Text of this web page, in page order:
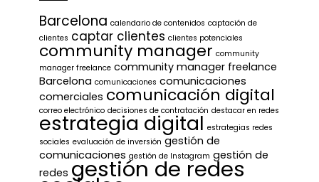
Barcelona calendario de contenidos captación de
clientes captar clientes clientes potenciales
community manager community
manager freelance community manager freelance
Barcelona comunicaciones comunicaciones
comerciales comunicación digital
correo electrónico decisiones de contratación destacar en redes
estrategia digital estrategias redes
sociales evaluación de inversión gestión de
comunicaciones gestión de Instagram gestión de
redes gestión de redes